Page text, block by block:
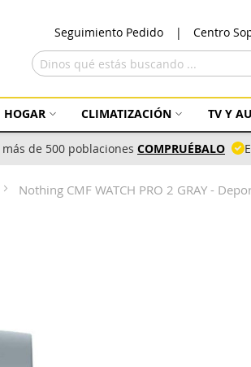
Seguimiento Pedido Centro
HOGAR CLIMATIZACIÓN TV Y
de 500 poblaciones COMPRUÉBALO
Nothing CMF WATCH PRO 2 GRAY -